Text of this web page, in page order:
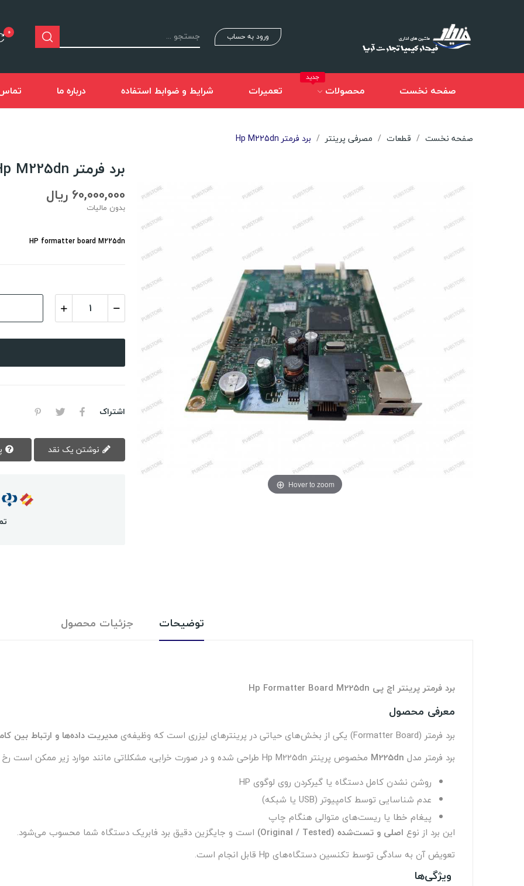
ورود به حساب 0
صفحه نخست محصولات
جدید
تعمیرات شرایط و ضوابط استفاده درباره ما
صفحه نخست قطعات مصرفی پرینتر برد فرمتر Hp M225dn
Hover to zoom
برد فرمتر Hp M225dn
60,000,000 ریال
بدون مالیات
HP formatter board M225dn
اشتراک
توضیحات جزئیات محصول
برد فرمتر پرینتر اچ پی Hp Formatter Board M225dn
معرفی محصول
برد فرمتر (Formatter Board) یکی از بخش‌های حیاتی در پرینترهای لیزری است که وظیفه‌ی مدیریت داده‌ها و ارتباط بین
برد فرمتر مدل M225dn مخصوص پرینتر Hp M225dn طراحی شده و در صورت خرابی، مشکلاتی مانند موارد زیر ممکن است رخ دهد:
روشن نشدن کامل دستگاه یا گیرکردن روی لوگوی HP
عدم شناسایی توسط کامپیوتر (USB یا شبکه)
پیغام خطا یا ریست‌های متوالی هنگام چاپ
این برد از نوع اصلی و تست‌شده (Original / Tested)
است و جایگزین دقیق برد فابریک دستگاه شما محسوب می‌شود.
تعویض آن به‌ سادگی توسط تکنسین دستگاه‌های Hp قابل انجام است.
ویژگی‌ها